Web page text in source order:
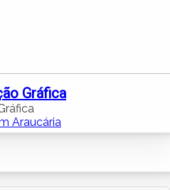
Gráfica
Araucária